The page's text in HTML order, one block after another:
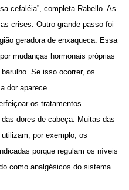
cefaléia”, completa Rabello. As
crises. Outro grande passo foi
geradora de enxaqueca. Essa
mudanças hormonais próprias
Se isso ocorrer, os
dor aparece.
os tratamentos
dores de cabeça. Muitas das
por exemplo, os
porque regulam os níveis
como analgésicos do sistema